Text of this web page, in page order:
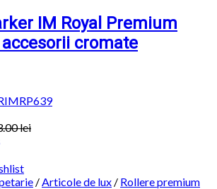
IM Royal Premium
cromate
lei
/ Articole de lux / Rollere premium